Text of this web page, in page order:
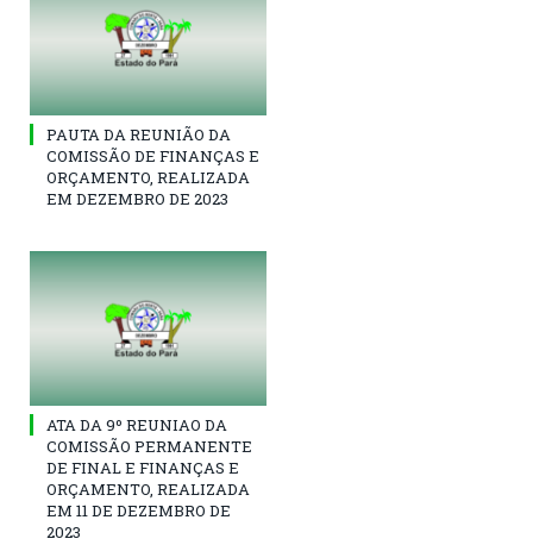
PAUTA DA REUNIÃO DA
COMISSÃO DE FINANÇAS E
ORÇAMENTO, REALIZADA
EM DEZEMBRO DE 2023
ATA DA 9º REUNIAO DA
COMISSÃO PERMANENTE
DE FINAL E FINANÇAS E
ORÇAMENTO, REALIZADA
EM 11 DE DEZEMBRO DE
2023